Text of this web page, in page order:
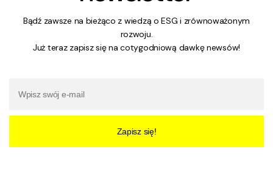
Bądź zawsze na bieżąco z wiedzą o ESG i zrównoważonym
rozwoju.
Już teraz zapisz się na cotygodniową dawkę newsów!
Zapisz się!